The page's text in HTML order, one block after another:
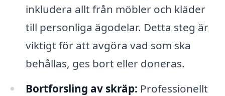
inkludera allt från möbler och kläder
till personliga ägodelar. Detta steg är
viktigt för att avgöra vad som ska
behållas, ges bort eller doneras.
Bortforsling av skräp: Professionellt